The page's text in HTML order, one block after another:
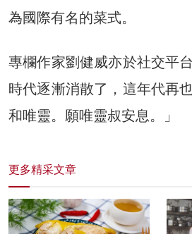
為國際有名的菜式。
專欄作家劉健威亦於社交平
時代逐漸消散了，這年代再
和唯靈。願唯靈叔安息。」
更多精采文章